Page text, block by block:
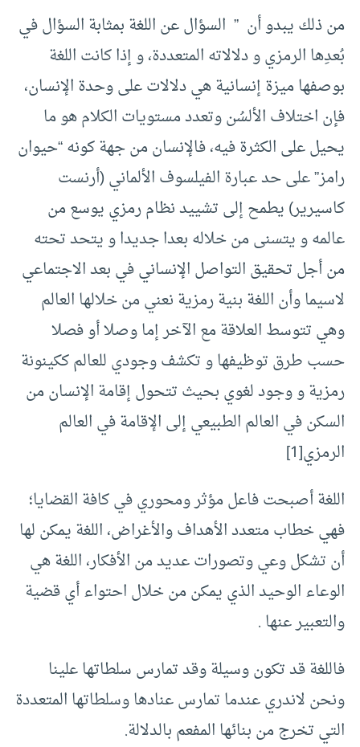
من ذلك يبدو أن ” السؤال عن اللغة بمثابة السؤال في
بُعدِها الرمزي و دلالاته المتعددة، و إذا كانت اللغة
بوصفها ميزة إنسانية هي دلالات على وحدة الإنسان،
فإن اختلاف الألسُن وتعدد مستويات الكلام هو ما
يحيل على الكثرة فيه، فالإنسان من جهة كونه “حيوان
رامز” على حد عبارة الفيلسوف الألماني (أرنست
كاسيرير) يطمح إلى تشييد نظام رمزي يوسع من
عالمه و يتسنى من خلاله بعدا جديدا و يتحد تحته
من أجل تحقيق التواصل الإنساني في بعد الاجتماعي
لاسيما وأن اللغة بنية رمزية نعني من خلالها العالم
وهي تتوسط العلاقة مع الآخر إما وصلا أو فصلا
حسب طرق توظيفها و تكشف وجودي للعالم ككينونة
رمزية و وجود لغوي بحيث تتحول إقامة الإنسان من
السكن في العالم الطبيعي إلى الإقامة في العالم
الرمزي[1]
اللغة أصبحت فاعل مؤثر ومحوري في كافة القضايا؛
فهي خطاب متعدد الأهداف والأغراض، اللغة يمكن لها
أن تشكل وعي وتصورات عديد من الأفكار، اللغة هي
الوعاء الوحيد الذي يمكن من خلال احتواء أي قضية
والتعبير عنها .
فاللغة قد تكون وسيلة وقد تمارس سلطاتها علينا
ونحن لاندري عندما تمارس عنادها وسلطاتها المتعددة
التي تخرج من بنائها المفعم بالدلالة.